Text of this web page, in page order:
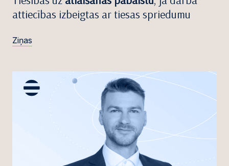
attiecības izbeigtas ar tiesas spriedumu
Ziņas